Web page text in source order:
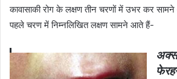
कावासाकी रोग के लक्षण तीन चरणों में उभर कर
पहले चरण में निम्नलिखित लक्षण सामने आते हैं-